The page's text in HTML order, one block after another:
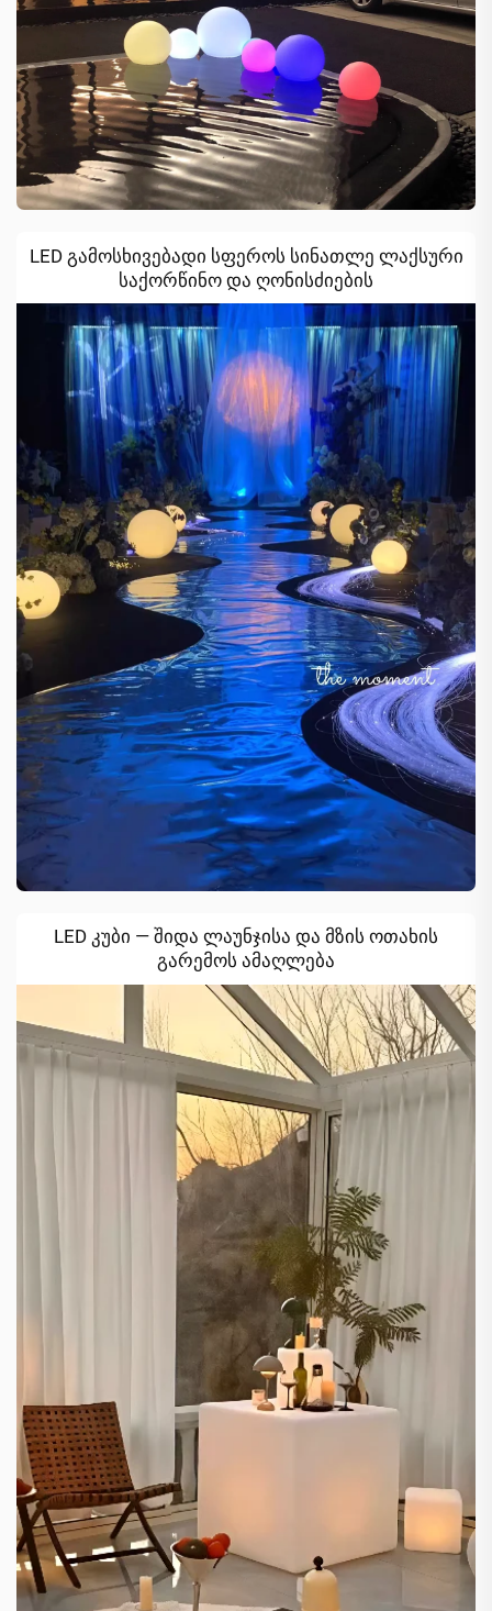
LED გამოსხივებადი სფეროს სინათლე ლაქსური
საქორწინო და ღონისძიების
დეკორაციებისთვის
LED კუბი — შიდა ლაუნჯისა და მზის ოთახის
გარემოს ამაღლება